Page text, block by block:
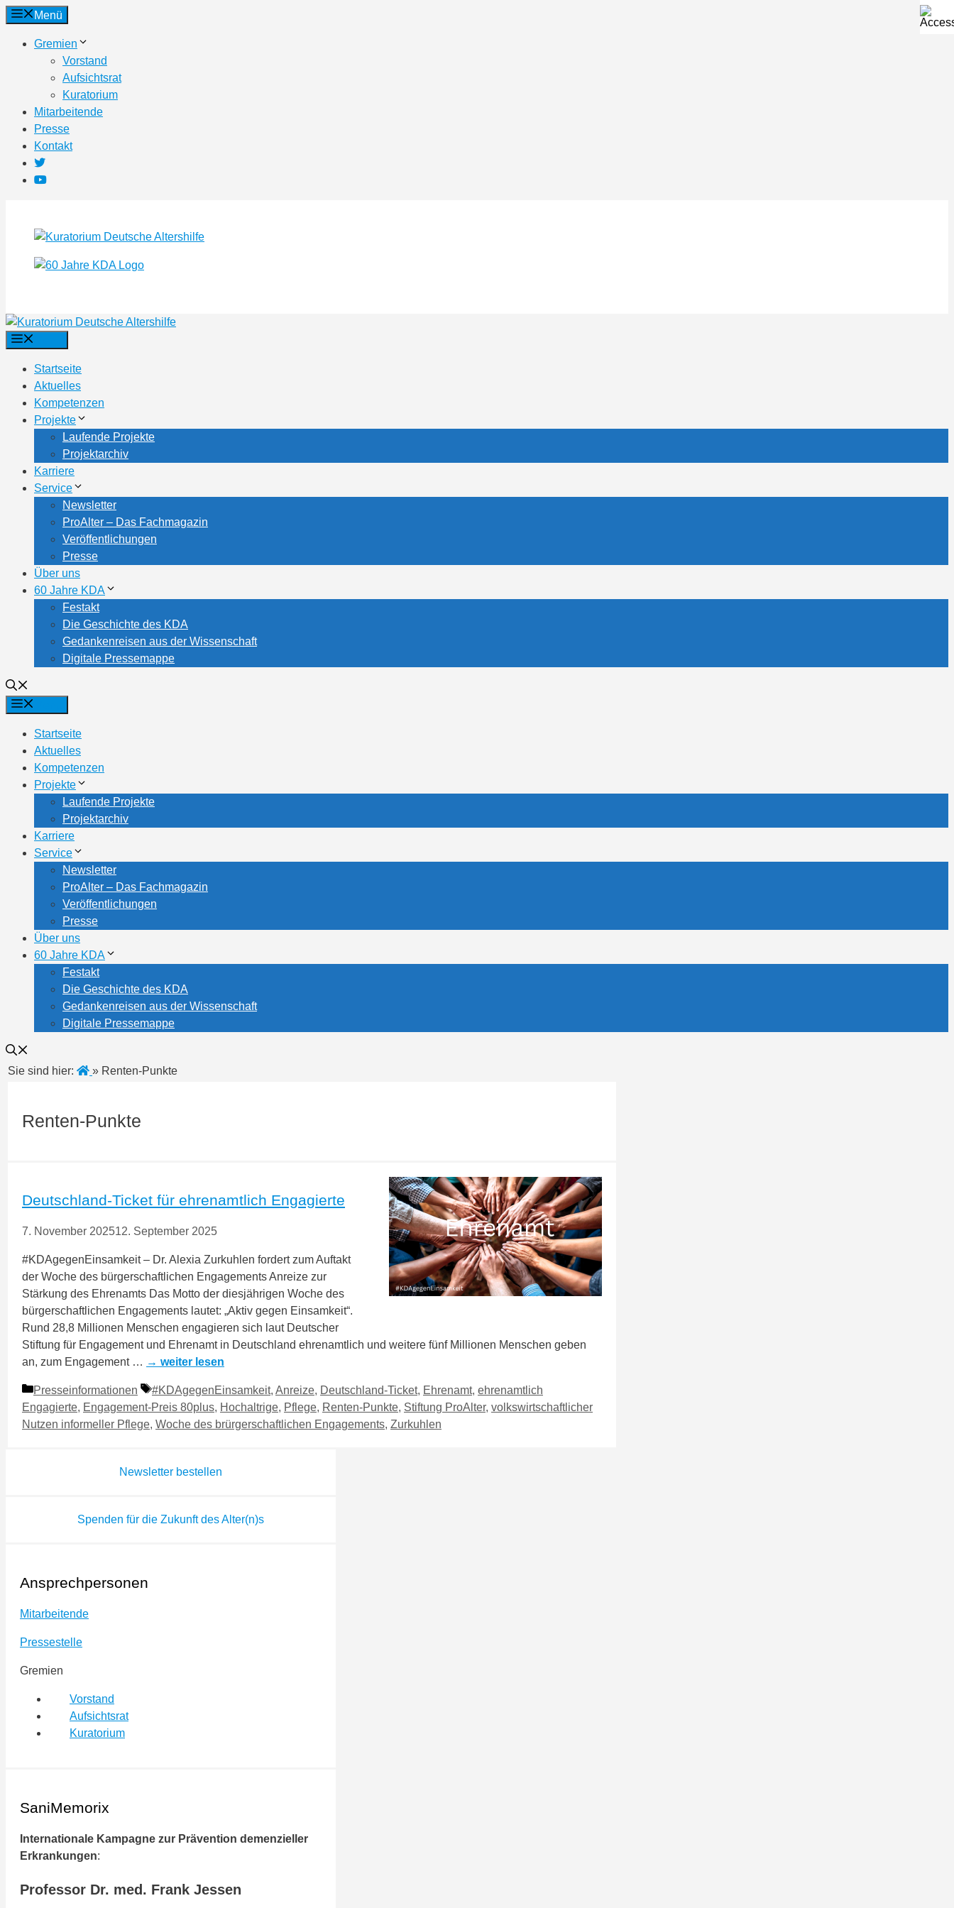
Zum
springen
Menü
Gremien
Vorstand
Aufsichtsrat
Kuratorium
Mitarbeitende
Presse
Kontakt
Startseite
Aktuelles
Kompetenzen
Projekte
Laufende Projekte
Projektarchiv
Karriere
Service
Newsletter
ProAlter – Das Fachmagazin
Veröffentlichungen
Presse
Über uns
60 Jahre KDA
Festakt
Die Geschichte des KDA
Gedankenreisen aus der Wissenschaft
Digitale Pressemappe
Startseite
Aktuelles
Kompetenzen
Projekte
Laufende Projekte
Projektarchiv
Karriere
Service
Newsletter
ProAlter – Das Fachmagazin
Veröffentlichungen
Presse
Über uns
60 Jahre KDA
Festakt
Die Geschichte des KDA
Gedankenreisen aus der Wissenschaft
Digitale Pressemappe
Sie sind hier: » Renten-Punkte
Renten-Punkte
Deutschland-Ticket für ehrenamtlich Engagierte
7. November 202512. September 2025
#KDAgegenEinsamkeit – Dr. Alexia Zurkuhlen fordert zum Auftakt
der Woche des bürgerschaftlichen Engagements Anreize zur
Stärkung des Ehrenamts Das Motto der diesjährigen Woche des
bürgerschaftlichen Engagements lautet: „Aktiv gegen Einsamkeit“.
Rund 28,8 Millionen Menschen engagieren sich laut Deutscher
Stiftung für Engagement und Ehrenamt in Deutschland ehrenamtlich und weitere fünf Millionen Menschen geben
an, zum Engagement … → weiter lesen
Kategorien
Presseinformationen Schlagwörter
#KDAgegenEinsamkeit, Anreize, Deutschland-Ticket, Ehrenamt, ehrenamtlich
Engagierte, Engagement-Preis 80plus, Hochaltrige, Pflege, Renten-Punkte, Stiftung ProAlter, volkswirtschaftlicher
Nutzen informeller Pflege, Woche des brürgerschaftlichen Engagements, Zurkuhlen
Newsletter bestellen
Spenden für die Zukunft des Alter(n)s
Ansprechpersonen
Mitarbeitende
Pressestelle
Gremien
Vorstand
Aufsichtsrat
Kuratorium
SaniMemorix
Internationale Kampagne zur Prävention demenzieller
Erkrankungen:
Professor Dr. med. Frank Jessen